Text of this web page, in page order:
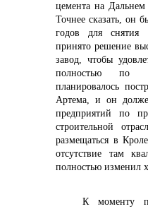
+7 (423) 234
цемента на
Точнее сказать, он
годов для снятия
принято решение
завод, чтобы
полностью по
планировалось
Артема, и он
предприятий по
строительной
размещаться в
отсутствие там
полностью изменил
К моменту